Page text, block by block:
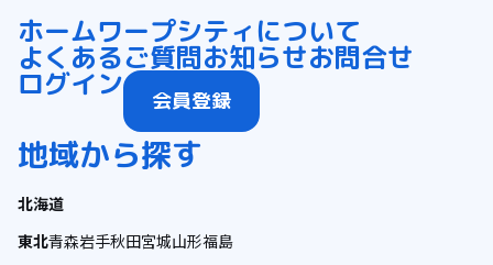
ホームワープシティについて
よくあるご質問お知らせお問合せ
ログイン 会員登録
地域から探す
北海道
東北青森岩手秋田宮城山形福島